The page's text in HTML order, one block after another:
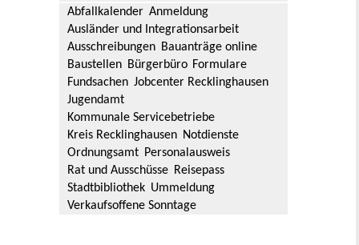
Abfallkalender Anmeldung
Ausländer und Integrationsarbeit
Ausschreibungen Bauanträge online
Baustellen Bürgerbüro Formulare
Fundsachen Jobcenter Recklinghausen
Jugendamt
Kommunale Servicebetriebe
Kreis Recklinghausen Notdienste
Ordnungsamt Personalausweis
Rat und Ausschüsse Reisepass
Stadtbibliothek Ummeldung
Verkaufsoffene Sonntage